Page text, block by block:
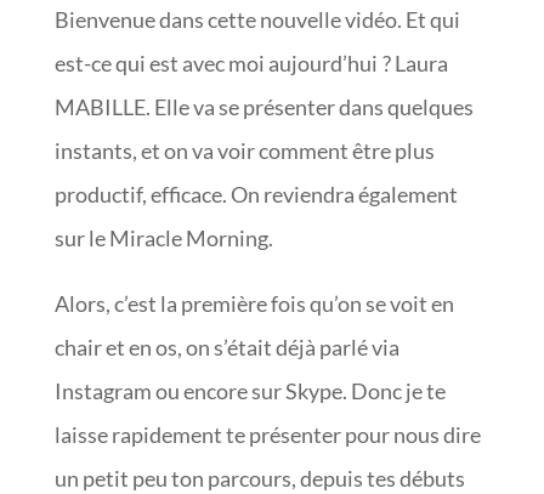
Bienvenue dans cette nouvelle vidéo. Et qui
est-ce qui est avec moi aujourd’hui ? Laura
MABILLE. Elle va se présenter dans quelques
instants, et on va voir comment être plus
productif, efficace. On reviendra également
sur le Miracle Morning.
Alors, c’est la première fois qu’on se voit en
chair et en os, on s’était déjà parlé via
Instagram ou encore sur Skype. Donc je te
laisse rapidement te présenter pour nous dire
un petit peu ton parcours, depuis tes débuts